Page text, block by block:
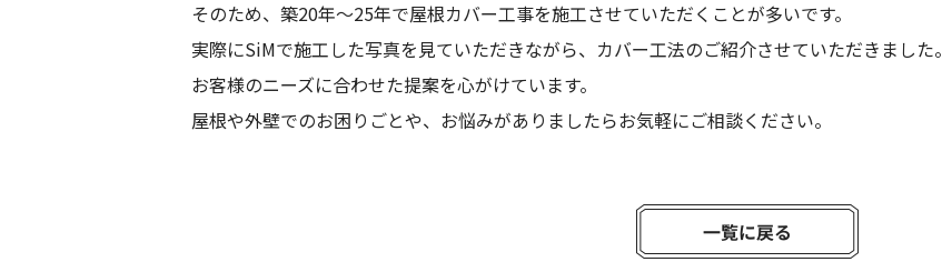
そのため、築20年～25年で屋根カバー工事を施工させていただくことが多いです。
実際にSiMで施工した写真を見ていただきながら、カバー工法のご紹介させていただきました。
お客様のニーズに合わせた提案を心がけています。
屋根や外壁でのお困りごとや、お悩みがありましたらお気軽にご相談ください。